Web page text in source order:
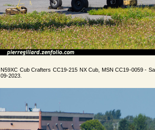
N59XC Cub Crafters CC19-215 NX Cub, MSN CC19-0059 -
09-2023.